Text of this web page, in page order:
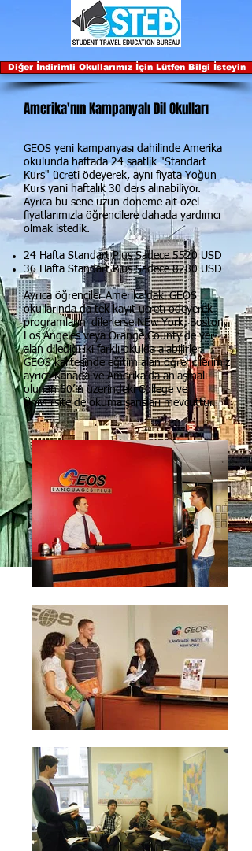
Diğer İndirimli Okullarımız İçin Lütfen Bilgi İsteyin
Amerika'nın Kampanyalı Dil Okulları
GEOS yeni kampanyası dahilinde Amerika
okulunda haftada 24 saatlik "Standart
Kurs" ücreti ödeyerek, aynı fiyata Yoğun
Kurs yani haftalık 30 ders alınabiliyor.
Ayrıca bu sene uzun döneme ait özel
fiyatlarımızla öğrencilere dahada yardımcı
olmak istedik.
24 Hafta Standart Plus Sadece 5520 USD
36 Hafta Standart Plus Sadece 8280 USD
Ayrıca öğrenciler Amerika'daki GEOS
okullarında da tek kayıt ücreti ödeyerek
programlarını dilerlerse NEw York, Boston,
Los Angeles veya Orange County'de yer
alan dilediği iki farklı okulda alabilirler.
GEOS kalitesinde eğitim alan öğrencilerimiz
ayrıca Kanada ve Amerika’da anlaşmalı
olunan 60’ın üzerindeki College ve
Üniversite de okuma şansları mevcuttur.